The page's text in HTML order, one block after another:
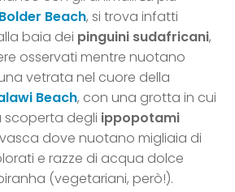
Bolder Beach, si trova infatti
baia dei pinguini sudafricani,
osservati mentre nuotano
vetrata nel cuore della
Beach, con una grotta in cui
scoperta degli ippopotami
dove nuotano migliaia di
e razze di acqua dolce
(vegetariani, però!).